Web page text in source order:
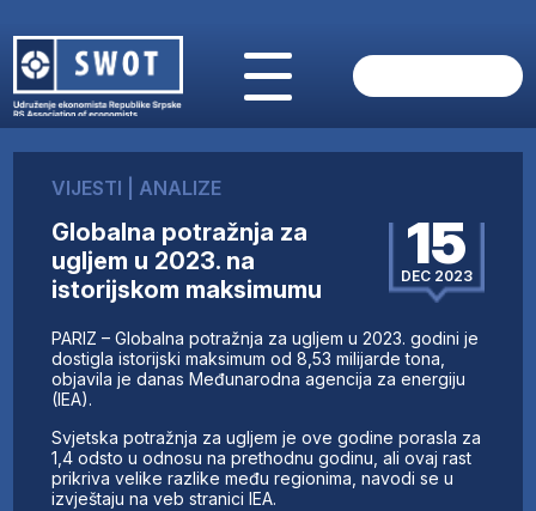
O NAMA
AKTUELNO
ANALIZE
KOMPANIJE
FINANSIJE
IZ STRANIH MEDIJA
AKTIVNOSTI
UČLANI SE
KONTAKT
VIJESTI ANALIZE
Globalna potražnja za
ugljem u 2023. na
istorijskom maksimumu
15
DEC 2023
PARIZ – Globalna potražnja za ugljem u 2023. godini je
dostigla istorijski maksimum od 8,53 milijarde tona,
objavila je danas Međunarodna agencija za energiju
(IEA).
Svjetska potražnja za ugljem je ove godine porasla za
1,4 odsto u odnosu na prethodnu godinu, ali ovaj rast
prikriva velike razlike među regionima, navodi se u
izvještaju na veb stranici IEA.